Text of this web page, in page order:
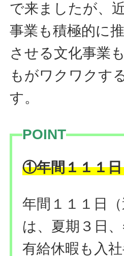
で来ましたが、
事業も積極的に
させる文化事業
もがワクワクす
す。
POINT
①年間１１１日
年間１１１日
は、夏期３日
有給休暇も入